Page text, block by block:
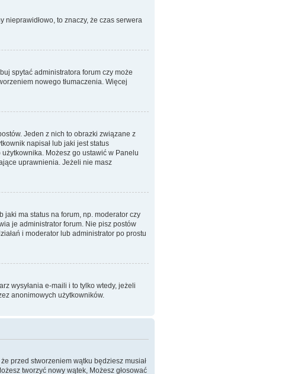
nieprawidłowo, to znaczy, że czas serwera
spytać administratora forum czy może
nowego tłumaczenia. Więcej
Jeden z nich to obrazki związane z
napisał lub jaki jest status
Możesz go ustawić w Panelu
uprawnienia. Jeżeli nie masz
jaki ma status na forum, np. moderator czy
je administrator forum. Nie pisz postów
i moderator lub administrator po prostu
wysyłania e-maili i to tylko wtedy, jeżeli
anonimowych użytkowników.
przed stworzeniem wątku będziesz musiał
tworzyć nowy wątek, Możesz głosować